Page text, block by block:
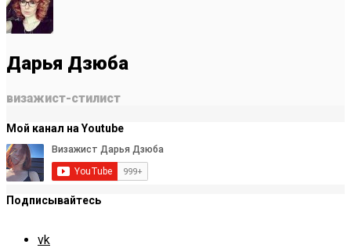
Дарья Дзюба
визажист-стилист
Мой канал на Youtube
Подписывайтесь
vk